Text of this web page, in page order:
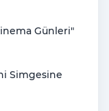
Günleri"
Simgesine